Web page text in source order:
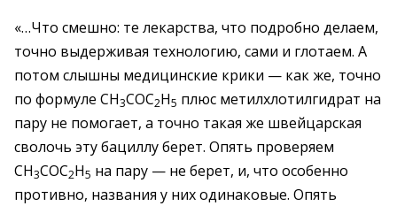
«…Что смешно: те лекарства, что подробно делаем,
точно выдерживая технологию, сами и глотаем. А
потом слышны медицинские крики — как же, точно
по формуле СН3СОС2Н5 плюс метилхлотилгидрат на
пару не помогает, а точно такая же швейцарская
сволочь эту бациллу берет. Опять проверяем
СН3СОС2Н5 на пару — не берет, и, что особенно
противно, названия у них одинаковые. Опять